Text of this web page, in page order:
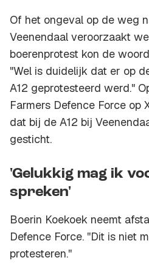
Of het ongeval op de weg
Veenendaal veroorzaakt
boerenprotest kon de
"Wel is duidelijk dat er op
A12 geprotesteerd werd."
Farmers Defence Force op
dat bij de A12 bij
gesticht.
'Gelukkig mag ik
spreken'
Boerin Koekoek neemt
Defence Force. ''Dit is niet
protesteren.''